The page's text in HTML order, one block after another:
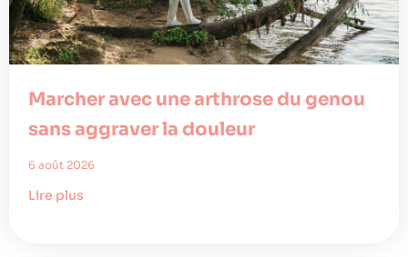
Marcher avec une arthrose du genou
sans aggraver la douleur
6 août 2026
Lire plus